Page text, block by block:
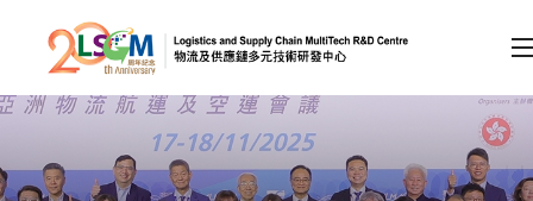
跳到内容（按回车键）
会员登录
A A EN 繁 简